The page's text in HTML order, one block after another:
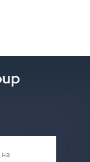
на